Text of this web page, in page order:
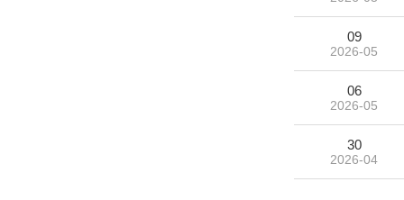
09
2026-05
06
2026-05
30
2026-04